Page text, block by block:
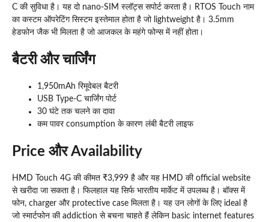
C की सुविधा है। यह दो nano-SIM स्लॉट्स सपोर्ट करता है। RTOS Touch नाम
का कस्टम ऑपरेटिंग सिस्टम इस्तेमाल होता है जो lightweight है। 3.5mm
हेडफोन जैक भी मिलता है जो आजकल के महंगे फोन्स में नहीं होता।
बैटरी और चार्जिंग
1,950mAh रिमूवेबल बैटरी
USB Type-C चार्जिंग पोर्ट
30 घंटे तक चलने का दावा
कम पावर consumption के कारण लंबी बैटरी लाइफ
Price और Availability
HMD Touch 4G की कीमत ₹3,999 है और यह HMD की official website
से खरीदा जा सकता है। फिलहाल यह सिर्फ भारतीय मार्केट में उपलब्ध है। बॉक्स में
फोन, charger और protective case मिलता है। यह उन लोगों के लिए ideal है
जो स्मार्टफोन की addiction से बचना चाहते हैं लेकिन basic internet features